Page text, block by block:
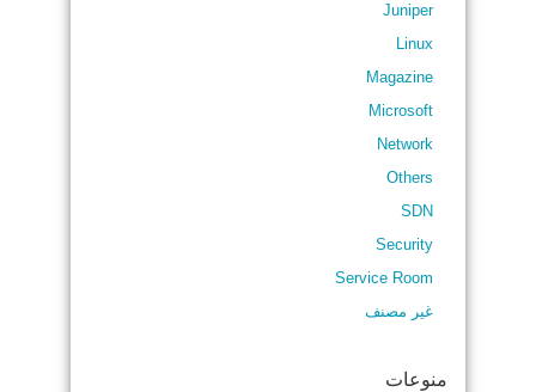
Juniper
Linux
Magazine
Microsoft
Network
Others
SDN
Security
Service Room
غير مصنف
منوعات